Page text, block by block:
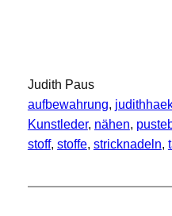
Judith Paus
aufbewahrung,
Kunstleder, nähen,
stoff, stoffe, stricknadeln,